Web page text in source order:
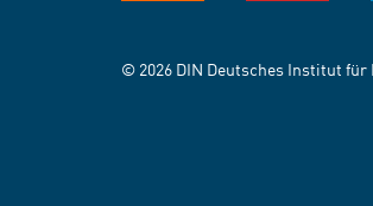
© 2026 DIN Deutsches Institut für